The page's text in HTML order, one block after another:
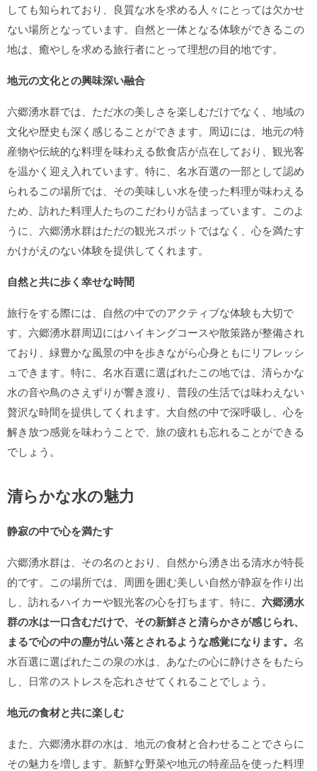
しても知られており、良質な水を求める人々にとっては欠かせ
ない場所となっています。自然と一体となる体験ができるこの
地は、癒やしを求める旅行者にとって理想の目的地です。
地元の文化との興味深い融合
六郷湧水群では、ただ水の美しさを楽しむだけでなく、地域の
文化や歴史も深く感じることができます。周辺には、地元の特
産物や伝統的な料理を味わえる飲食店が点在しており、観光客
を温かく迎え入れています。特に、名水百選の一部として認め
られるこの場所では、その美味しい水を使った料理が味わえる
ため、訪れた料理人たちのこだわりが詰まっています。このよ
うに、六郷湧水群はただの観光スポットではなく、心を満たす
かけがえのない体験を提供してくれます。
自然と共に歩く幸せな時間
旅行をする際には、自然の中でのアクティブな体験も大切で
す。六郷湧水群周辺にはハイキングコースや散策路が整備され
ており、緑豊かな風景の中を歩きながら心身ともにリフレッシ
ュできます。特に、名水百選に選ばれたこの地では、清らかな
水の音や鳥のさえずりが響き渡り、普段の生活では味わえない
贅沢な時間を提供してくれます。大自然の中で深呼吸し、心を
解き放つ感覚を味わうことで、旅の疲れも忘れることができる
でしょう。
清らかな水の魅力
静寂の中で心を満たす
六郷湧水群は、その名のとおり、自然から湧き出る清水が特長
的です。この場所では、周囲を囲む美しい自然が静寂を作り出
し、訪れるハイカーや観光客の心を打ちます。特に、 六郷湧水
群の水は一口含むだけで、その新鮮さと清らかさが感じられ、
まるで心の中の塵が払い落とされるような感覚になります。 名
水百選に選ばれたこの泉の水は、あなたの心に静けさをもたら
し、日常のストレスを忘れさせてくれることでしょう。
地元の食材と共に楽しむ
また、六郷湧水群の水は、地元の食材と合わせることでさらに
その魅力を増します。新鮮な野菜や地元の特産品を使った料理